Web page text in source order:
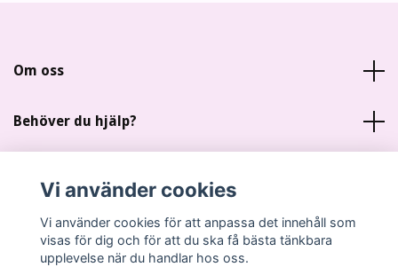
Om oss
Behöver du hjälp?
Sociala medier
Vi använder cookies
Vi använder cookies för att anpassa det innehåll som
visas för dig och för att du ska få bästa tänkbara
upplevelse när du handlar hos oss.